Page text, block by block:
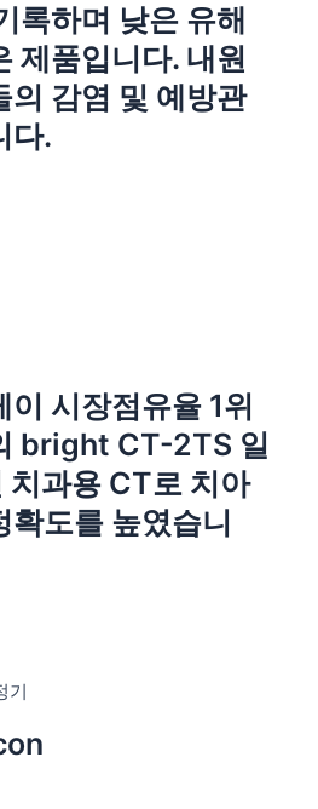
록하며 낮은 유해
제품입니다. 내원
의 감염 및 예방관
다.
이 시장점유율 1위
bright CT-2TS 일
치과용 CT로 치아
확도를 높였습니
기